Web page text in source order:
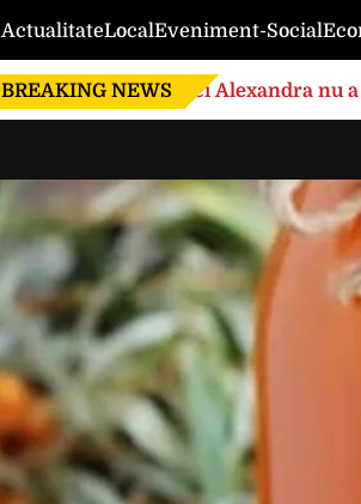
ActualitateLocalEveniment-Social
BREAKING NEWS Nici Alexandra nu
de căsnicie